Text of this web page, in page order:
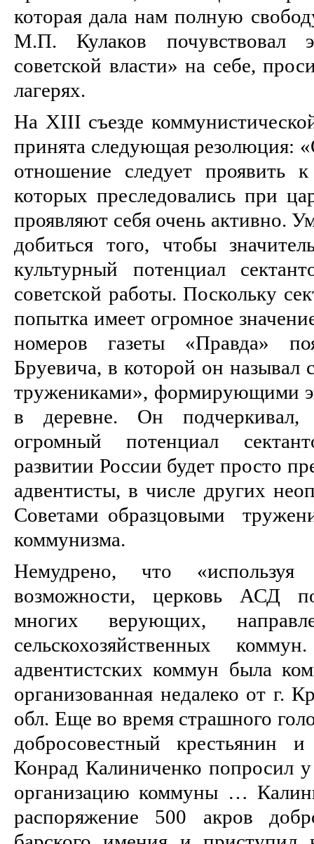
которая дала нам полную
М.П. Кулаков почувствовал
советской власти» на себе,
лагерях.
На ХIII съезде
принята следующая резолюция:
отношение следует проявить
которых преследовались при
проявляют себя очень активно.
добиться того, чтобы
культурный потенциал
советской работы. Поскольку
попытка имеет огромное
номеров газеты «Правда»
Бруевича, в которой он называл
тружениками», формирующими
в деревне. Он подчеркивал,
огромный потенциал
развитии России будет просто
адвентисты, в числе других
Советами образцовыми
коммунизма.
Немудрено, что «используя
возможности, церковь АСД
многих верующих,
сельскохозяйственных
адвентистских коммун была
организованная недалеко от г.
обл. Еще во время страшного
добросовестный крестьянин
Конрад Калиниченко попросил
организацию коммуны …
распоряжение 500 акров